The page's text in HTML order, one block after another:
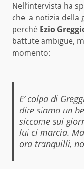
Nell’intervista ha
che la notizia della
perché Ezio
battute ambigue,
momento:
E’ colpa di
dire siamo un
siccome sui
lui ci marcia.
ora tranquilli,